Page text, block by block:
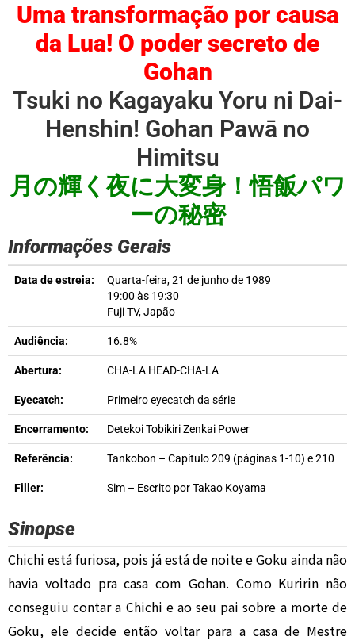
Uma transformação por causa
da Lua! O poder secreto de
Gohan
Tsuki no Kagayaku Yoru ni Dai-
Henshin! Gohan Pawā no
Himitsu
月の輝く夜に大変身！悟飯パワ
ーの秘密
Informações Gerais
Data de estreia:
Quarta-feira, 21 de junho de 1989
19:00 às 19:30
Fuji TV, Japão
Audiência: 16.8%
Abertura: CHA-LA HEAD-CHA-LA
Eyecatch: Primeiro eyecatch da série
Encerramento: Detekoi Tobikiri Zenkai Power
Referência: Tankobon – Capítulo 209 (páginas 1-10) e 210
Filler: Sim – Escrito por Takao Koyama
Sinopse
Chichi está furiosa, pois já está de noite e Goku ainda não
havia voltado pra casa com Gohan. Como Kuririn não
conseguiu contar a Chichi e ao seu pai sobre a morte de
Goku, ele decide então voltar para a casa de Mestre